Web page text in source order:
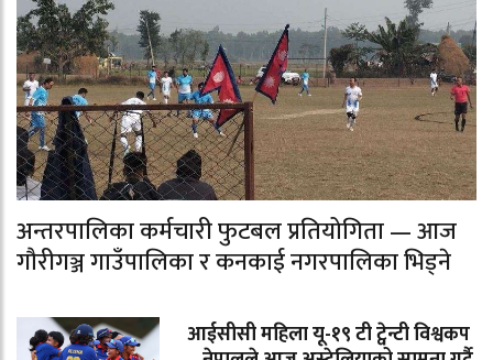
अन्तरपालिका कर्मचारी फुटबल प्रतियोगिता — आज
गौरीगञ्ज गाउँपालिका र कनकाई नगरपालिका भिड्ने
आईसीसी महिला यू-१९ टी ट्वेन्टी विश्वकप